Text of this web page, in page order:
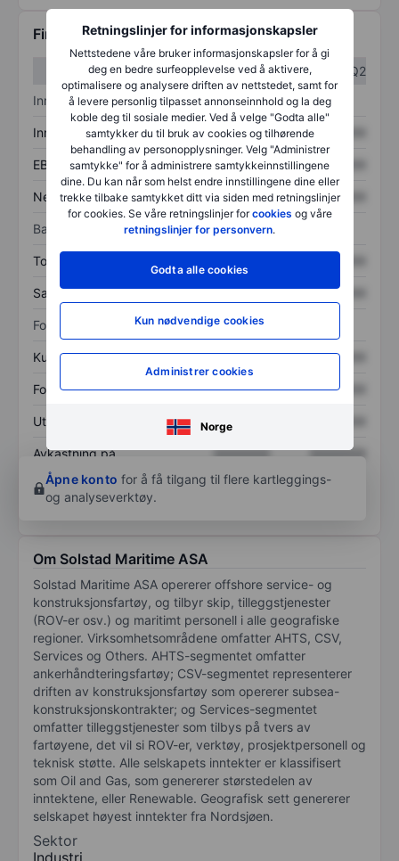
Retningslinjer for informasjonskapsler
Nettstedene våre bruker informasjonskapsler for å gi
deg en bedre surfeopplevelse ved å aktivere,
optimalisere og analysere driften av nettstedet, samt for
å levere personlig tilpasset annonseinnhold og la deg
koble deg til sosiale medier. Ved å velge "Godta alle"
samtykker du til bruk av cookies og tilhørende
behandling av personopplysninger. Velg "Administrer
samtykke" for å administrere samtykkeinnstillingene
dine. Du kan når som helst endre innstillingene dine eller
trekke tilbake samtykket ditt via siden med retningslinjer
for cookies. Se våre retningslinjer forcookies og våre
retningslinjer for personvern.
Godta alle cookies
Kun nødvendige cookies
Administrer cookies
Norge
Finansiell informasjon
Q1
Q2
Inntektsoversikt
Inntekter XXXXXXX XXXXXXX
EBITDA XXXXXXX XXXXXXX
Nettoinntekt XXXXXXX XXXXXXX
Balanse
Totale eiendeler
Samlet gjeld XXXXXXX XXXXXXX
Forholdstall
Kurs/salg XXXXXXX XXXXXXX
Fortjeneste per aksje XXXXXXX XXXXXXX
Utbytte per aksje XXXXXXX
Avkastning på
egenkapital
XXXXXXX
XXXXXXX
Åpne konto for å få tilgang til flere kartleggings-
og analyseverktøy.
Om Solstad Maritime ASA
Solstad Maritime ASA opererer offshore service- og
konstruksjonsfartøy, og tilbyr skip, tilleggstjenester
(ROV-er osv.) og maritimt personell i alle geografiske
regioner. Virksomhetsområdene omfatter AHTS, CSV,
Services og Others. AHTS-segmentet omfatter
ankerhåndteringsfartøy; CSV-segmentet representerer
driften av konstruksjonsfartøy som opererer subsea-
konstruksjonskontrakter; og Services-segmentet
omfatter tilleggstjenester som tilbys på tvers av
fartøyene, det vil si ROV-er, verktøy, prosjektpersonell og
teknisk støtte. Alle selskapets inntekter er klassifisert
som Oil and Gas, som genererer størstedelen av
inntektene, eller Renewable. Geografisk sett genererer
selskapet høyest inntekter fra Nordsjøen.
Sektor
Industri